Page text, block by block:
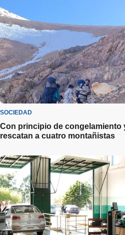
SOCIEDAD
Con principio de congelamiento
rescatan a cuatro montañistas